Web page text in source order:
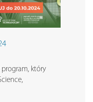
program, który